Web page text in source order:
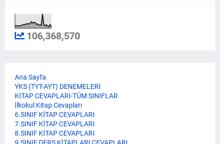
106,368,570
Ana Sayfa
YKS (TYT-AYT) DENEMELERİ
KİTAP CEVAPLARI-TÜM SINIFLAR
İlkokul Kitap Cevapları
6.SINIF KİTAP CEVAPLARI
7.SINIF KİTAP CEVAPLARI
8.SINIF KİTAP CEVAPLARI